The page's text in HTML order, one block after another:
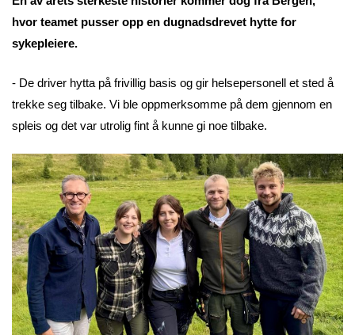
hvor teamet pusser opp en dugnadsdrevet hytte for
sykepleiere.
- De driver hytta på frivillig basis og gir helsepersonell et sted å
trekke seg tilbake. Vi ble oppmerksomme på dem gjennom en
spleis og det var utrolig fint å kunne gi noe tilbake.